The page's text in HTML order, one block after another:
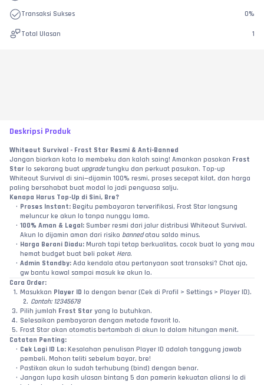
Transaksi Sukses 0%
Total Ulasan 1
Deskripsi Produk
Whiteout Survival - Frost Star Resmi & Anti-Banned
Jangan biarkan kota lo membeku dan kalah saing! Amankan pasokan Frost
Star lo sekarang buat upgrade tungku dan perkuat pasukan. Top-up
Whiteout Survival di sini—dijamin 100% resmi, proses secepat kilat, dan harga
paling bersahabat buat modal lo jadi penguasa salju.
Kenapa Harus Top-Up di Sini, Bre?
Proses Instant: Begitu pembayaran terverifikasi, Frost Star langsung
meluncur ke akun lo tanpa nunggu lama.
100% Aman & Legal: Sumber resmi dari jalur distribusi Whiteout Survival.
Akun lo dijamin aman dari risiko banned atau saldo minus.
Harga Berani Diadu: Murah tapi tetap berkualitas, cocok buat lo yang mau
hemat budget buat beli paket Hero.
Admin Standby: Ada kendala atau pertanyaan saat transaksi? Chat aja,
gw bantu kawal sampai masuk ke akun lo.
Cara Order:
Masukkan Player ID lo dengan benar (Cek di Profil > Settings > Player ID).
Contoh: 12345678
Pilih jumlah Frost Star yang lo butuhkan.
Selesaikan pembayaran dengan metode favorit lo.
Frost Star akan otomatis bertambah di akun lo dalam hitungan menit.
Catatan Penting:
Cek Lagi ID Lo: Kesalahan penulisan Player ID adalah tanggung jawab
pembeli. Mohon teliti sebelum bayar, bre!
Pastikan akun lo sudah terhubung (bind) dengan benar.
Jangan lupa kasih ulasan bintang 5 dan pamerin kekuatan aliansi lo di